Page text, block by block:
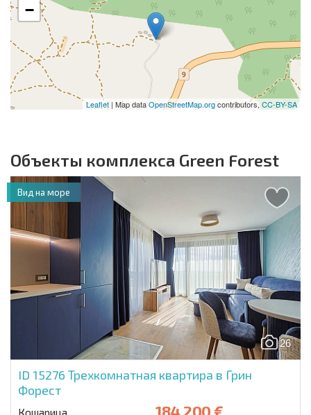
−
Leaflet | Map dataOpenStreetMap.orgcontributors, CC-BY-SA
Объекты комплекса Green Forest
26
ID 15276 Трехкомнатная квартира в Грин
Форест
Кошарица 184 200 €
Вид на море